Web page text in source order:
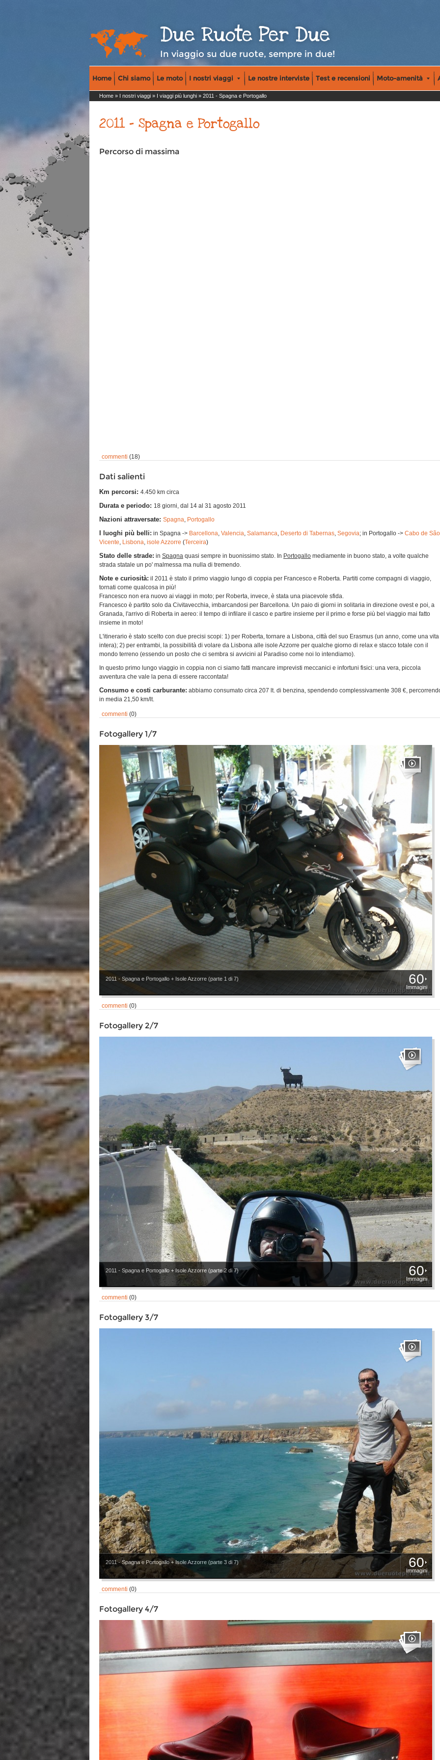
Due Ruote Per Due
In viaggio su due ruote, sempre in due!
Home Chi siamo Le moto I nostri viaggi Le nostre interviste Test e recensioni Moto-amenità
Home » I nostri viaggi » I viaggi più lunghi » 2011 - Spagna e Portogallo
2011 - Spagna e Portogallo
Percorso di massima
commenti (18)
Dati salienti
Km percorsi: 4.450 km circa
Durata e periodo: 18 giorni, dal 14 al 31 agosto 2011
Nazioni attraversate: Spagna, Portogallo
I luoghi più belli: in Spagna -> Barcellona, Valencia, Salamanca, Deserto di Tabernas, Segovia; in Portogallo -> Cabo de São
Vicente, Lisbona, isole Azzorre (Terceira)
Stato delle strade: in Spagna quasi sempre in buonissimo stato. In Portogallo mediamente in buono stato, a volte qualche
strada statale un po' malmessa ma nulla di tremendo.
Note e curiosità: il 2011 è stato il primo viaggio lungo di coppia per Francesco e Roberta. Partiti come compagni di viaggio,
tornati come qualcosa in più!
Francesco non era nuovo ai viaggi in moto; per Roberta, invece, è stata una piacevole sfida.
Francesco è partito solo da Civitavecchia, imbarcandosi per Barcellona. Un paio di giorni in solitaria in direzione ovest e poi, a
Granada, l'arrivo di Roberta in aereo: il tempo di infilare il casco e partire insieme per il primo e forse più bel viaggio mai fatto
insieme in moto!
L'itinerario è stato scelto con due precisi scopi: 1) per Roberta, tornare a Lisbona, città del suo Erasmus (un anno, come una vita
intera); 2) per entrambi, la possibilità di volare da Lisbona alle isole Azzorre per qualche giorno di relax e stacco totale con il
mondo terreno (essendo un posto che ci sembra si avvicini al Paradiso come noi lo intendiamo).
In questo primo lungo viaggio in coppia non ci siamo fatti mancare imprevisti meccanici e infortuni fisici: una vera, piccola
avventura che vale la pena di essere raccontata!
Consumo e costi carburante: abbiamo consumato circa 207 lt. di benzina, spendendo complessivamente 308 €,
in media 21,50 km/lt.
commenti (0)
Fotogallery 1/7
2011 - Spagna e Portogallo + Isole Azzorre (parte 1 di 7) 60
Immagini
commenti (0)
Fotogallery 2/7
2011 - Spagna e Portogallo + Isole Azzorre (parte 2 di 7) 60
Immagini
commenti (0)
Fotogallery 3/7
2011 - Spagna e Portogallo + Isole Azzorre (parte 3 di 7) 60
Immagini
commenti (0)
Fotogallery 4/7